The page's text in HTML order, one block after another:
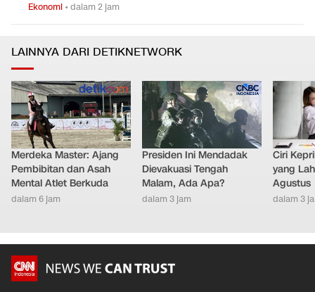
Ekonomi •dalam 2 jam
LAINNYA DARI DETIKNETWORK
Merdeka Master: Ajang
Pembibitan dan Asah
Mental Atlet Berkuda
dalam 6 jam
Presiden Ini Mendadak
Dievakuasi Tengah
Malam, Ada Apa?
dalam 3 jam
Ciri
yang
Agustus
dalam 3